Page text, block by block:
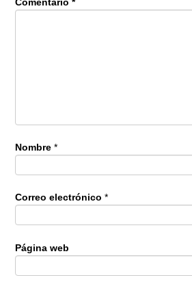
Comentario *
Nombre *
Correo electrónico *
Página web